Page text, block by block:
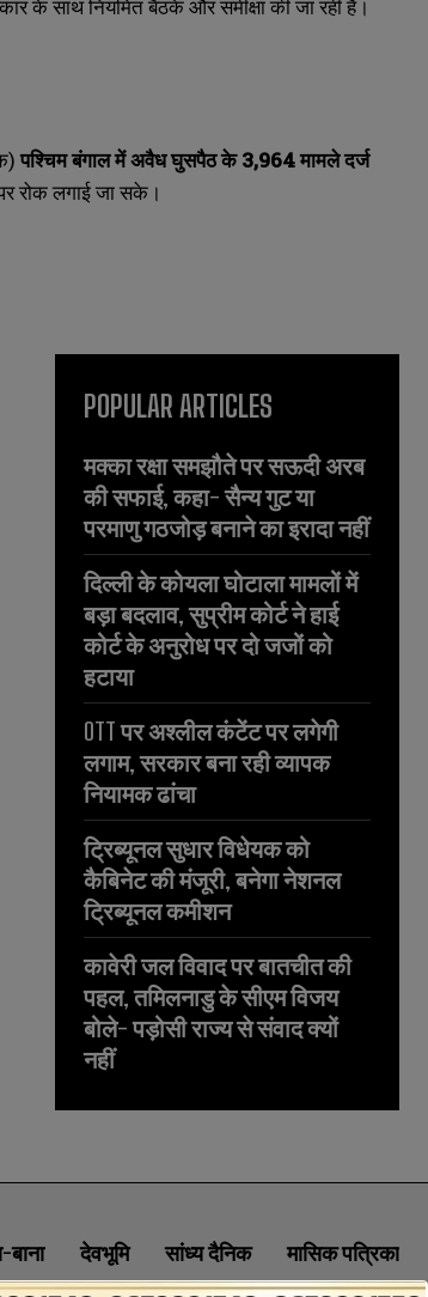
के साथ नियमित बैठकें और समीक्षा की जा रही हैं।
पश्चिम बंगाल में अवैध घुसपैठ के 3,964मामले दर्ज
रोक लगाई जा सके।
POPULAR ARTICLES
मक्का रक्षा समझौते पर सऊदी अरब
की सफाई, कहा- सैन्य गुट या
परमाणु गठजोड़ बनाने का इरादा नहीं
दिल्ली के कोयला घोटाला मामलों में
बड़ा बदलाव, सुप्रीम कोर्ट ने हाई
कोर्ट के अनुरोध पर दो जजों को
हटाया
OTT पर अश्लील कंटेंट पर लगेगी
लगाम, सरकार बना रही व्यापक
नियामक ढांचा
ट्रिब्यूनल सुधार विधेयक को
कैबिनेट की मंजूरी, बनेगा नेशनल
ट्रिब्यूनल कमीशन
कावेरी जल विवाद पर बातचीत की
पहल, तमिलनाडु के सीएम विजय
बोले- पड़ोसी राज्य से संवाद क्यों
नहीं
बाना देवभूमि सांध्य दैनिक मासिक पत्रिका